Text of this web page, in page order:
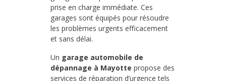
prise en charge immédiate. Ces
garages sont équipés pour résoudre
les problèmes urgents efficacement
et sans délai.
Un garage automobile de
dépannage à Mayotte propose des
services de réparation d’urgence tels